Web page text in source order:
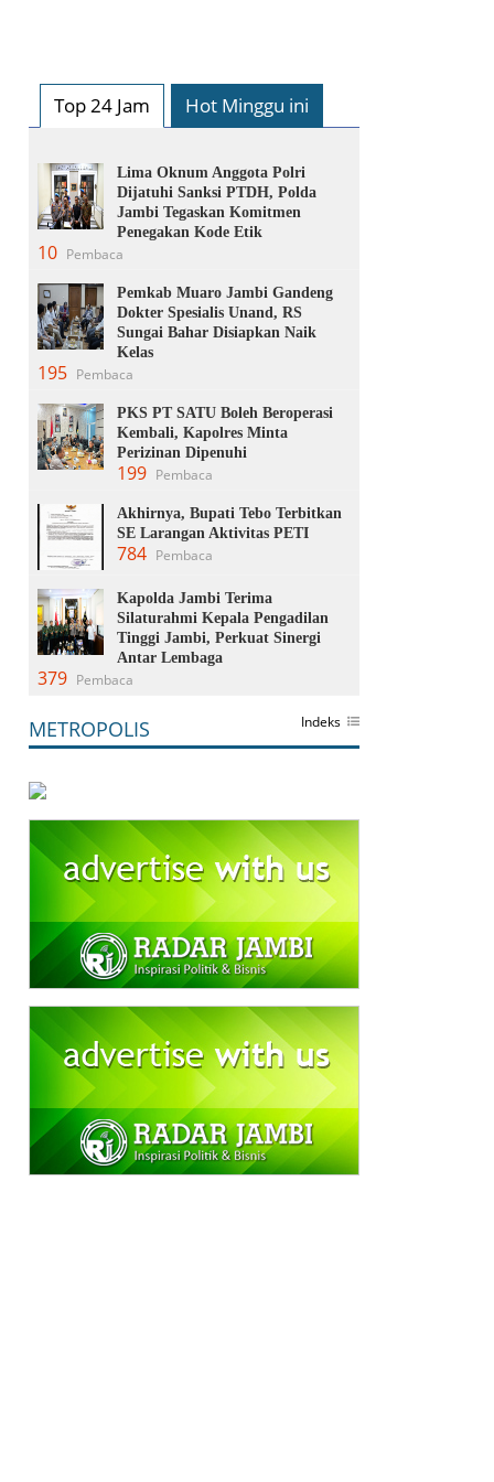
Top 24 Jam Hot Minggu ini
Lima Oknum Anggota Polri
Dijatuhi Sanksi PTDH, Polda
Jambi Tegaskan Komitmen
Penegakan Kode Etik
10 Pembaca
Pemkab Muaro Jambi Gandeng
Dokter Spesialis Unand, RS
Sungai Bahar Disiapkan Naik
Kelas
195 Pembaca
PKS PT SATU Boleh Beroperasi
Kembali, Kapolres Minta
Perizinan Dipenuhi
199 Pembaca
Akhirnya, Bupati Tebo Terbitkan
SE Larangan Aktivitas PETI
784 Pembaca
Kapolda Jambi Terima
Silaturahmi Kepala Pengadilan
Tinggi Jambi, Perkuat Sinergi
Antar Lembaga
379 Pembaca
METROPOLIS Indeks